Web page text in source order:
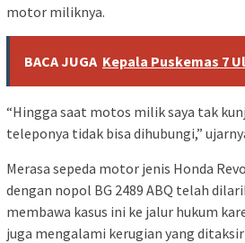
motor miliknya.
BACA JUGA Kepala Puskemas 7
“Hingga saat motos milik saya tak
teleponya tidak bisa dihubungi,”
Merasa sepeda motor jenis Honda
dengan nopol BG 2489 ABQ telah
membawa kasus ini ke jalur hukum
juga mengalami kerugian yang